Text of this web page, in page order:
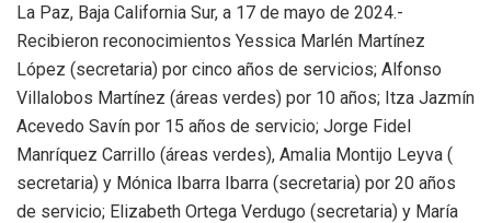
La Paz, Baja California Sur, a 17 de mayo de 2024.-
Recibieron reconocimientos Yessica Marlén Martínez
López (secretaria) por cinco años de servicios; Alfonso
Villalobos Martínez (áreas verdes) por 10 años; Itza Jazmín
Acevedo Savín por 15 años de servicio; Jorge Fidel
Manríquez Carrillo (áreas verdes), Amalia Montijo Leyva (
secretaria) y Mónica Ibarra Ibarra (secretaria) por 20 años
de servicio; Elizabeth Ortega Verdugo (secretaria) y María